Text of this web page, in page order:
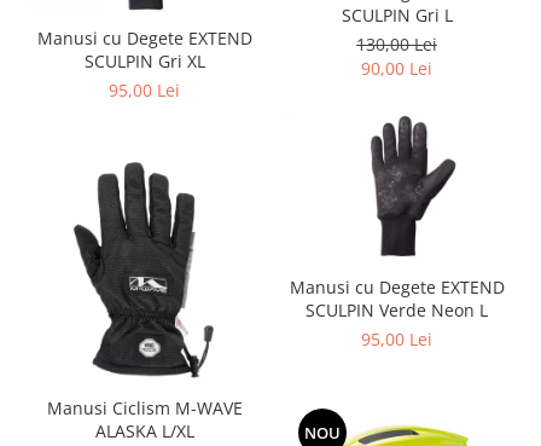
SCULPIN Gri L
130,00 Lei
90,00 Lei
Manusi cu Degete EXTEND
SCULPIN Gri XL
95,00 Lei
Manusi cu Degete EXTEND
SCULPIN Verde Neon L
95,00 Lei
Manusi Ciclism M-WAVE
ALASKA L/XL
NOU